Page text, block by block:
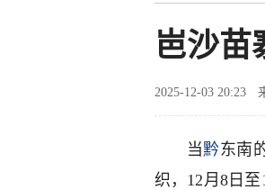
岜沙苗
2025-12-03 20:23
当黔东南
织，12月8日